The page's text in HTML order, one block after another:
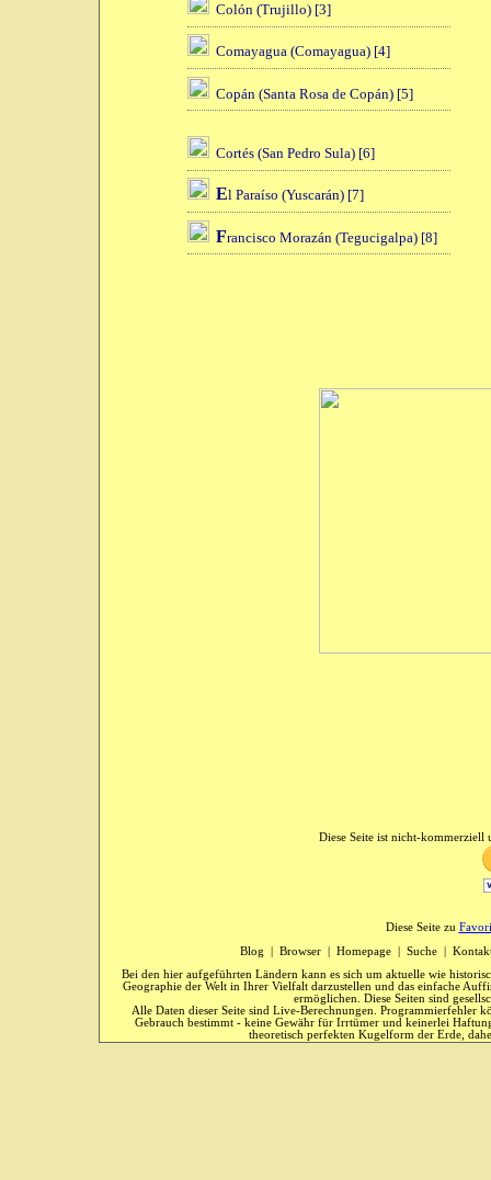
Colón (Trujillo) [3]
Comayagua (Comayagua) [4]
Copán (Santa Rosa de Copán) [5]
Cortés (San Pedro Sula) [6]
El Paraíso (Yuscarán) [7]
Francisco Morazán (Tegucigalpa) [8]
Diese Seite ist nicht-kommerziell
Diese Seite zu
Blog
Browser| Homepage| Suche|
Bei den hier aufgeführten Ländern kann es sich um aktuelle wie
Geographie der Welt in Ihrer Vielfalt darzustellen und das einfache
ermöglichen. Diese Seiten sind
Alle Daten dieser Seite sind Live-Berechnungen. Programmierfehler
Gebrauch bestimmt - keine Gewähr für Irrtümer und keinerlei
theoretisch perfekten Kugelform der Erde,